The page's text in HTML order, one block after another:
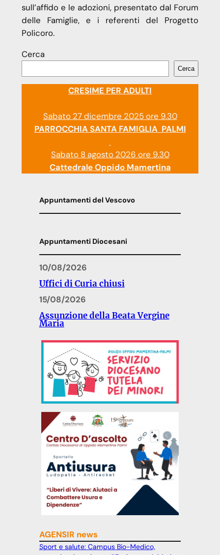
sull’affido e le adozioni, presentato dal Forum
delle Famiglie, e i referenti del Progetto
Policoro.
Cerca
Cerca
CRESIME PER ADULTI
Sabato 27 dicembre 2025 ore 9.30
PARROCCHIA SANTA FAMIGLIA PALMI
Sabato 8 agosto 2026 ore 9.30
Cattedrale Oppido Mamertina
Appuntamenti del Vescovo
Appuntamenti Diocesani
10/08/2026
Uffici di Curia chiusi
15/08/2026
Assunzione della Beata Vergine
Maria
AGENSIR news
Sport e salute: Campus Bio-Medico,